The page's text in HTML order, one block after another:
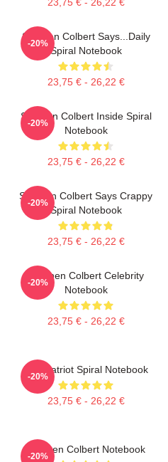
Stephen Colbert Says...Daily
Spiral Notebook
23,75 € - 26,22 €
-20%
Stephen Colbert Inside Spiral
Notebook
23,75 € - 26,22 €
-20%
Stephen Colbert Says Crappy
Spiral Notebook
23,75 € - 26,22 €
-20%
Stephen Colbert Celebrity
Notebook
23,75 € - 26,22 €
-20%
The Patriot Spiral Notebook
23,75 € - 26,22 €
-20%
Stephen Colbert Notebook
-20%